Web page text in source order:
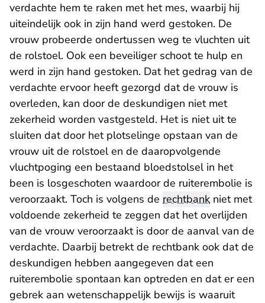
verdachte hem te raken met het mes, waarbij hij
uiteindelijk ook in zijn hand werd gestoken. De
vrouw probeerde ondertussen weg te vluchten uit
de rolstoel. Ook een beveiliger schoot te hulp en
werd in zijn hand gestoken. Dat het gedrag van de
verdachte ervoor heeft gezorgd dat de vrouw is
overleden, kan door de deskundigen niet met
zekerheid worden vastgesteld. Het is niet uit te
sluiten dat door het plotselinge opstaan van de
vrouw uit de rolstoel en de daaropvolgende
vluchtpoging een bestaand bloedstolsel in het
been is losgeschoten waardoor de ruiterembolie is
veroorzaakt. Toch is volgens de rechtbank niet met
voldoende zekerheid te zeggen dat het overlijden
van de vrouw veroorzaakt is door de aanval van de
verdachte. Daarbij betrekt de rechtbank ook dat de
deskundigen hebben aangegeven dat een
ruiterembolie spontaan kan optreden en dat er een
gebrek aan wetenschappelijk bewijs is waaruit